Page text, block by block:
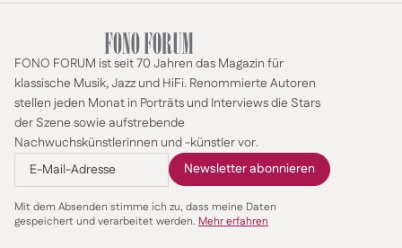
FONO FORUM ist seit 70 Jahren das Magazin für
klassische Musik, Jazz und HiFi. Renommierte Autoren
stellen jeden Monat in Porträts und Interviews die Stars
der Szene sowie aufstrebende
Nachwuchskünstlerinnen und -künstler vor.
Mit dem Absenden stimme ich zu, dass meine Daten
gespeichert und verarbeitet werden. Mehr erfahren